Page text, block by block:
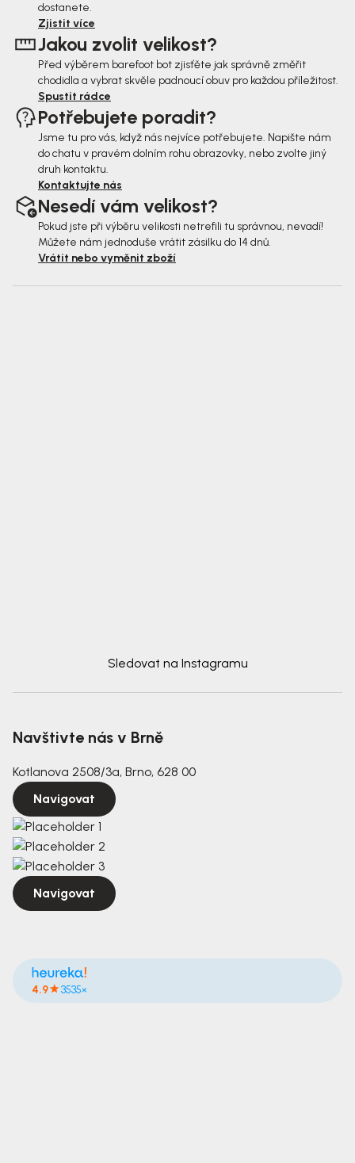
dostanete.
Zjistit více
Jakou zvolit velikost?
Před výběrem barefoot bot zjisťěte jak správně změřit
chodidla a vybrat skvěle padnoucí obuv pro každou příležitost.
Spustit rádce
Potřebujete poradit?
Jsme tu pro vás, když nás nejvíce potřebujete. Napište nám
do chatu v pravém dolním rohu obrazovky, nebo zvolte jiný
druh kontaktu.
Kontaktujte nás
Nesedí vám velikost?
Pokud jste při výběru velikosti netrefili tu správnou, nevadí!
Můžete nám jednoduše vrátit zásilku do 14 dnů.
Vrátit nebo vyměnit zboží
Sledovat na Instagramu
Navštivte nás v Brně
Kotlanova 2508/3a, Brno, 628 00
Navigovat
Navigovat
4.9 3535×